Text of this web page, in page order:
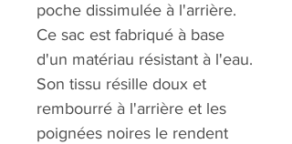
poche dissimulée à l'arrière.
Ce sac est fabriqué à base
d'un matériau résistant à l'eau.
Son tissu résille doux et
rembourré à l'arrière et les
poignées noires le rendent